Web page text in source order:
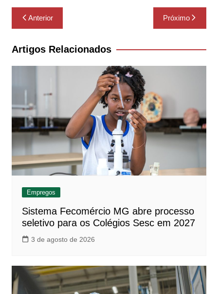
Navegação
de
Post
Anterior Próximo
Artigos Relacionados
Empregos
Sistema Fecomércio MG abre processo
seletivo para os Colégios Sesc em 2027
3 de agosto de 2026